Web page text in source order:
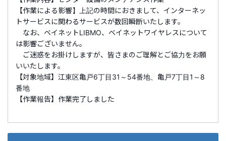
【作業による影響】上記の時間におきまして、インターネッ
トサービスに関わるサービスが数回瞬断いたします。
なお、ベイネットLIBMO、ベイネットワイヤレスについて
は影響ございません。
ご迷惑をお掛けしますが、皆さまのご理解とご協力をお願
いいたします。
【対象地域】江東区亀戸6丁目31～54番地、亀戸7丁目1～8
番地
【作業報告】作業完了しました